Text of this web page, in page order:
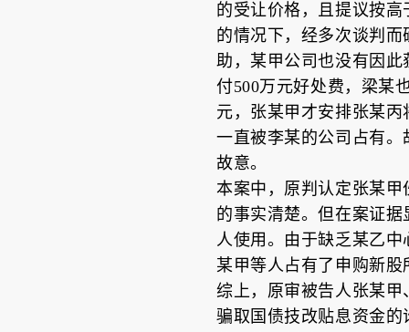
的受让价格，且提议按
的情况下，经多次谈判
助，某甲公司也没有因
付500万元好处费，梁某
元，张某甲才安排张某
一直被李某的公司占有
故意。
本案中，原判认定张某
的事实清楚。但在案证
人使用。由于缺乏某乙
某甲等人占有了申购新股
综上，原审被告人张某
骗取国债技改贴息资金